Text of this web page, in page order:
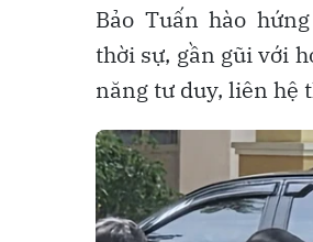
Bảo Tuấn hào
thời sự, gần gũi với
năng tư duy, liên hệ